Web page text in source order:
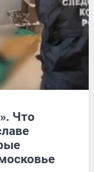
Что